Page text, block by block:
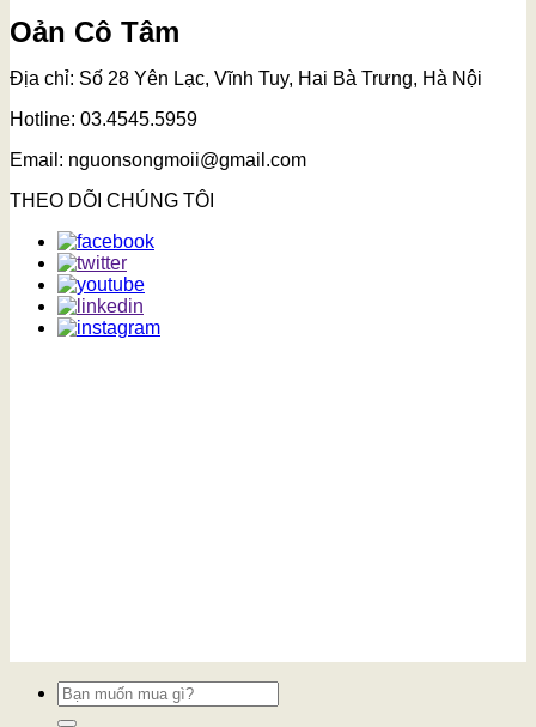
Oản Cô Tâm
Địa chỉ: Số 28 Yên Lạc, Vĩnh Tuy, Hai Bà Trưng, Hà Nội
Hotline: 03.4545.5959
Email: nguonsongmoii@gmail.com
THEO DÕI CHÚNG TÔI
Tìm
kiếm: